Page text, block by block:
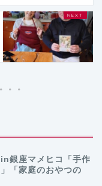
in銀座マメヒコ「手作
「家庭のおやつの